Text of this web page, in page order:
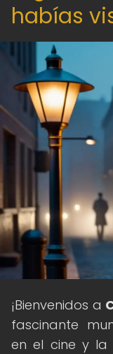
habías
¡Bienvenidos a
fascinante
en el cine y la